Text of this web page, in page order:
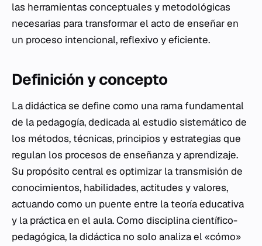
las herramientas conceptuales y metodológicas
necesarias para transformar el acto de enseñar en
un proceso intencional, reflexivo y eficiente.
Definición y concepto
La didáctica se define como una rama fundamental
de la pedagogía, dedicada al estudio sistemático de
los métodos, técnicas, principios y estrategias que
regulan los procesos de enseñanza y aprendizaje.
Su propósito central es optimizar la transmisión de
conocimientos, habilidades, actitudes y valores,
actuando como un puente entre la teoría educativa
y la práctica en el aula. Como disciplina científico-
pedagógica, la didáctica no solo analiza el «cómo»